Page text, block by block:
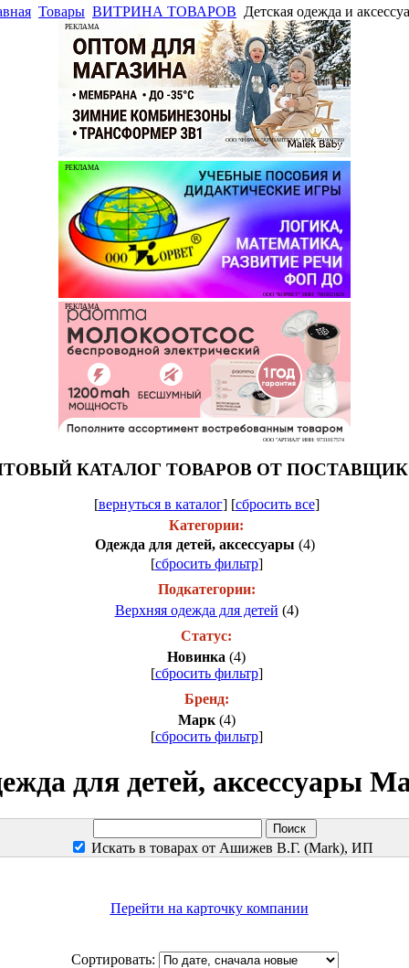
Товары ВИТРИНА ТОВАРОВ Детская одежда и
РЕКЛАМА
ООО "ФИРМА "ХРИЗАНТЕМА" ИНН: 7719007569
РЕКЛАМА
ООО "КОРВЕТ" ИНН: 7803021829
РЕКЛАМА
ООО "АРТИАЛ" ИНН: 9731017574
КАТАЛОГ ТОВАРОВ ОТ
[вернуться в каталог] [сбросить все]
Категории:
Одежда для детей, аксессуары (4)
[сбросить фильтр]
Подкатегории:
Верхняя одежда для детей (4)
Статус:
Новинка (4)
[сбросить фильтр]
Бренд:
Марк (4)
[сбросить фильтр]
для детей, аксессуары
Искать в товарах от Ашижев В.Г. (Mark), ИП
Перейти на карточку компании
Сортировать: